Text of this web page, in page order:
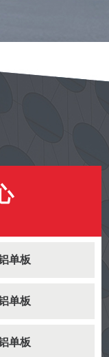
单板
单板
单板